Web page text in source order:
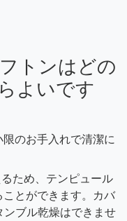
トンはどの
よいです
のお手入れで清潔に
ため、テンピュール
とができます。カバ
ンブル乾燥はできませ